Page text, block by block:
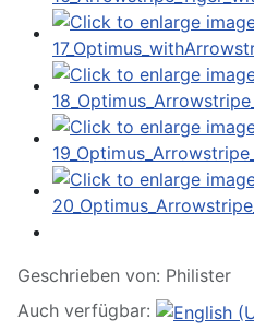
Geschrieben von: Philister
Auch verfügbar: